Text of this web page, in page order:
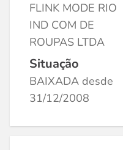
FLINK MODE RIO
IND COM DE
ROUPAS LTDA
Situação
BAIXADA desde
31/12/2008